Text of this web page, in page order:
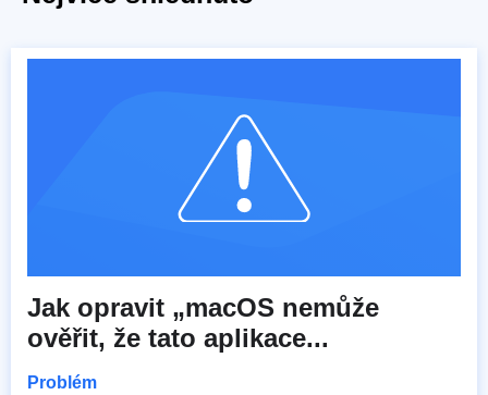
Jak opravit „macOS nemůže
ověřit, že tato aplikace...
Problém